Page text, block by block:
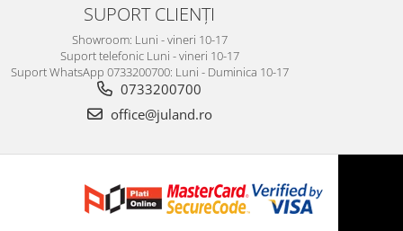
SUPORT CLIENȚI
Showroom: Luni - vineri 10-17
Suport telefonic Luni - vineri 10-17
Suport WhatsApp 0733200700: Luni - Duminica 10-17
0733200700
office@juland.ro